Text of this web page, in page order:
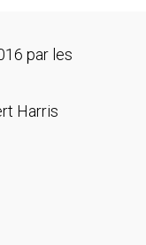
par les
Harris